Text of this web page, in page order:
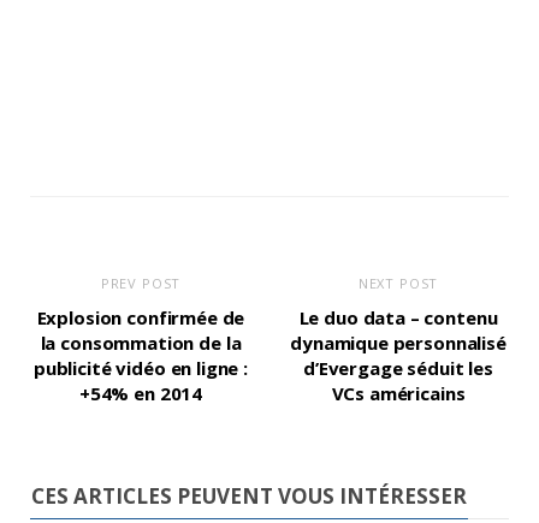
PREV POST
Explosion confirmée de
la consommation de la
publicité vidéo en ligne :
+54% en 2014
NEXT POST
Le duo data – contenu
dynamique personnalisé
d’Evergage séduit les
VCs américains
CES ARTICLES PEUVENT VOUS INTÉRESSER